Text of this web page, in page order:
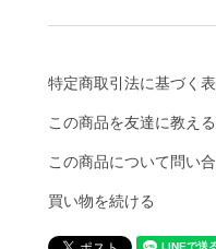
特定商取引法に基づく表
この商品を友達に教える
この商品について問い
買い物を続ける